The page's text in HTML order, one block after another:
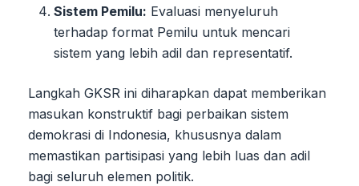
Sistem Pemilu: Evaluasi menyeluruh
terhadap format Pemilu untuk mencari
sistem yang lebih adil dan representatif.
Langkah GKSR ini diharapkan dapat memberikan
masukan konstruktif bagi perbaikan sistem
demokrasi di Indonesia, khususnya dalam
memastikan partisipasi yang lebih luas dan adil
bagi seluruh elemen politik.